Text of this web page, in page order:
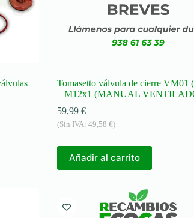
Tomasetto válvula de cierre VM01
– M12x1 (MANUAL
59,99 €
(Sin IVA: 49,58 €)
Añadir al carrito